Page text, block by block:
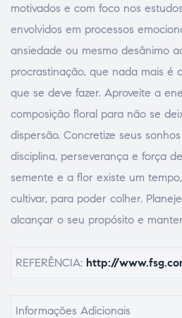
motivados e com foco nos
envolvidos em processos
ansiedade ou mesmo desânimo
procrastinação, que nada mais é
que se deve fazer. Aproveite a
composição floral para não se
dispersão. Concretize seus
disciplina, perseverança e força
semente e a flor existe um
cultivar, para poder colher.
alcançar o seu propósito e
REFERÊNCIA: http://
Informações Adicionais